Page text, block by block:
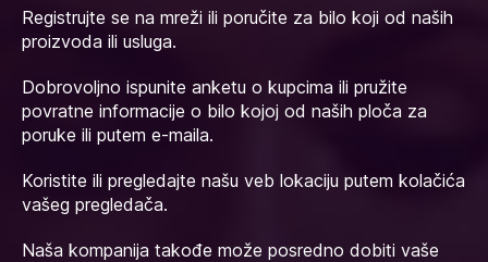
Registrujte se na mreži ili poručite za bilo koji od naših
proizvoda ili usluga.
Dobrovoljno ispunite anketu o kupcima ili pružite
povratne informacije o bilo kojoj od naših ploča za
poruke ili putem e-maila.
Koristite ili pregledajte našu veb lokaciju putem kolačića
vašeg pregledača.
Naša kompanija takođe može posredno dobiti vaše